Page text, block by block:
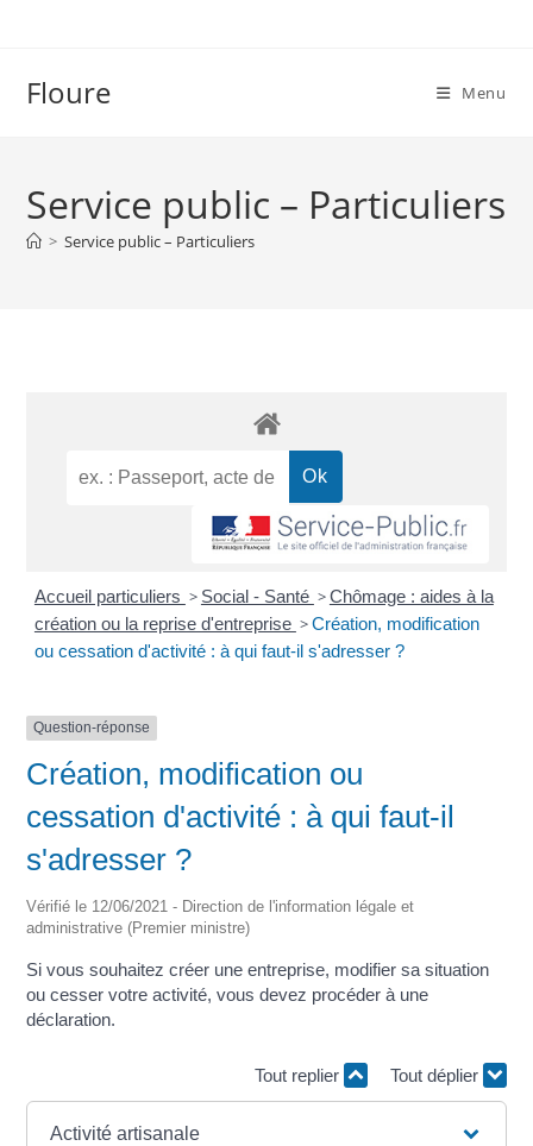
Floure Menu
Service public – Particuliers
> Service public – Particuliers
Accueil particuliers > Social - Santé >Chômage : aides à la
création ou la reprise d'entreprise >Création, modification
ou cessation d'activité : à qui faut-il s'adresser ?
Question-réponse
Création, modification ou
cessation d'activité : à qui faut-il
s'adresser ?
Vérifié le 12/06/2021 - Direction de l'information légale et
administrative (Premier ministre)
Si vous souhaitez créer une entreprise, modifier sa situation
ou cesser votre activité, vous devez procéder à une
déclaration.
Tout replier Tout déplier
Activité artisanale